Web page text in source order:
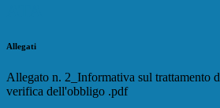
Allegati
Allegato n. 2_Informativa sul trattamento
verifica dell'obbligo .pdf